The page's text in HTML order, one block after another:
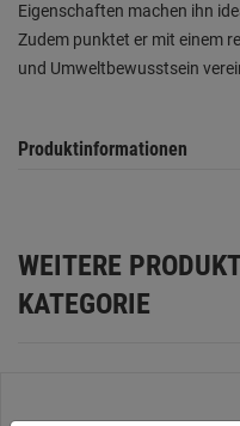
Eigenschaften machen ihn
Zudem punktet er mit einem
und Umweltbewusstsein
Produktinformationen
WEITERE
KATEGORIE